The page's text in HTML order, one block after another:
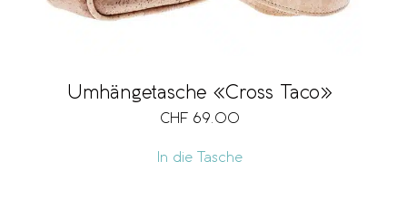
Umhängetasche «Cross Taco»
CHF 69.00
In die Tasche